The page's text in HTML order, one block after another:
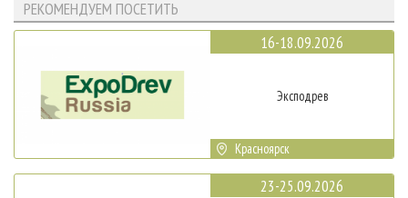
РЕКОМЕНДУЕМ ПОСЕТИТЬ
16-18.09.2026
Эксподрев
Красноярск
23-25.09.2026